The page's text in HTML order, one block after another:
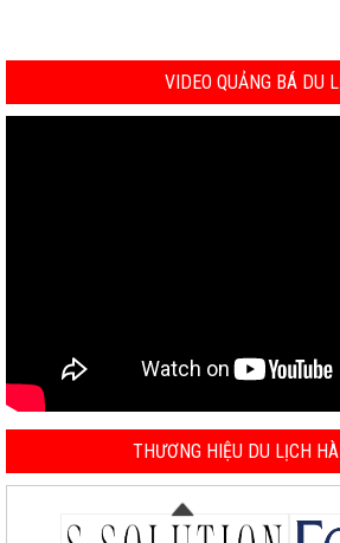
VIDEO QUẢNG BÁ DU
THƯƠNG HIỆU DU LỊCH